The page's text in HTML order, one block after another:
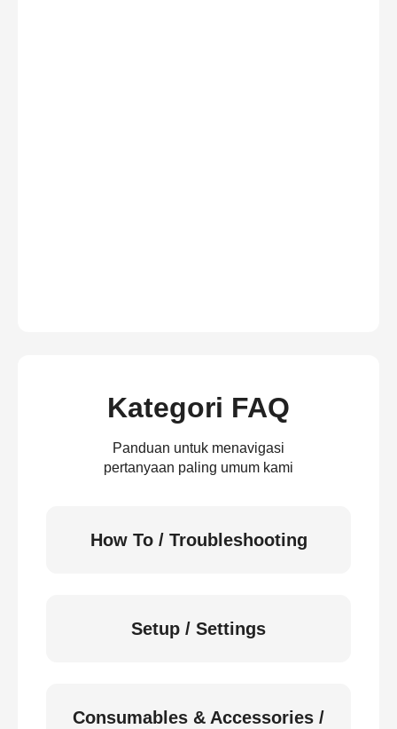
Kategori FAQ
Panduan untuk menavigasi
pertanyaan paling umum kami
How To / Troubleshooting
Setup / Settings
Consumables & Accessories /